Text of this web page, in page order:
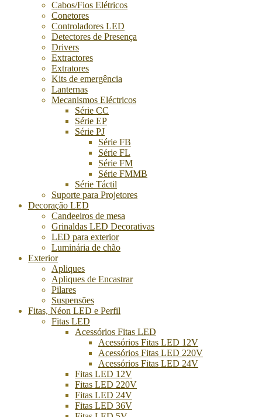
Cabos/Fios Elétricos
Conetores
Controladores LED
Detectores de Presença
Drivers
Extractores
Extratores
Kits de emergência
Lanternas
Mecanismos Eléctricos
Série CC
Série EP
Série PJ
Série FB
Série FL
Série FM
Série FMMB
Série Táctil
Suporte para Projetores
Decoração LED
Candeeiros de mesa
Grinaldas LED Decorativas
LED para exterior
Luminária de chão
Exterior
Apliques
Apliques de Encastrar
Pilares
Suspensões
Fitas, Néon LED e Perfil
Fitas LED
Acessórios Fitas LED
Acessórios Fitas LED 12V
Acessórios Fitas LED 220V
Acessórios Fitas LED 24V
Fitas LED 12V
Fitas LED 220V
Fitas LED 24V
Fitas LED 36V